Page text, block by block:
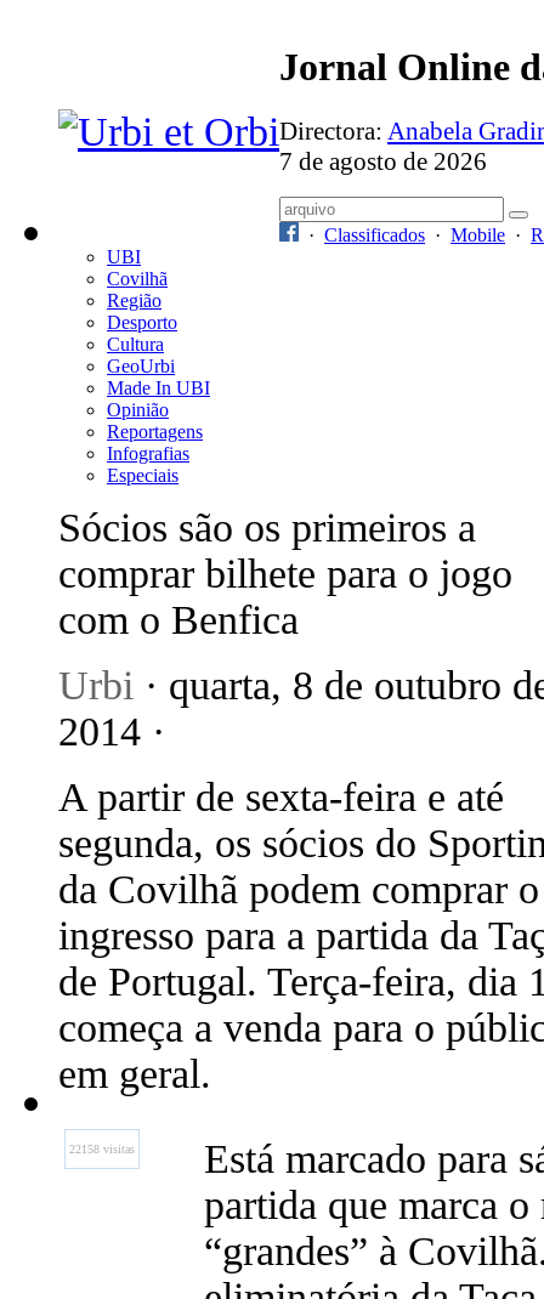
Jornal Online
Directora: Anabela
7 de agosto de 2026
· Classificados · Mobile ·
UBI
Covilhã
Região
Desporto
Cultura
GeoUrbi
Made In UBI
Opinião
Reportagens
Infografias
Especiais
Sócios são os primeiros a
comprar bilhete para o jogo
com o Benfica
Urbi · quarta, 8 de outubro
2014 ·
A partir de sexta-feira e até
segunda, os sócios do
da Covilhã podem comprar o
ingresso para a partida da
de Portugal. Terça-feira, dia
começa a venda para o
em geral.
22158 visitas
Está marcado para
partida que marca o
“grandes” à